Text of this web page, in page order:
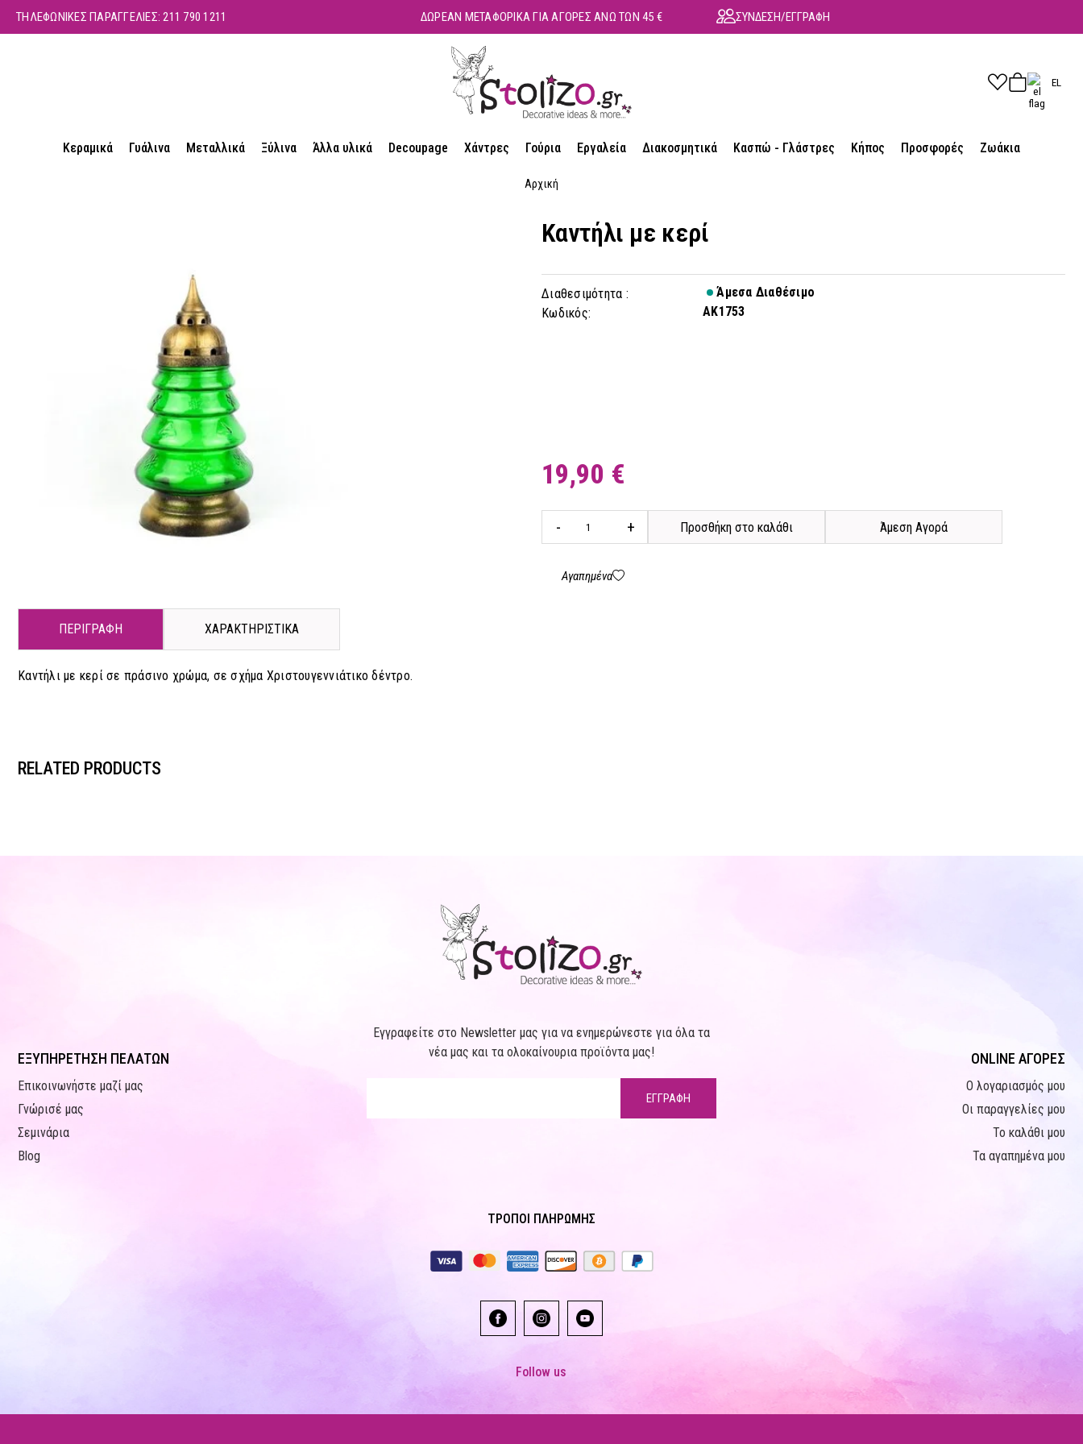
ΤΗΛΕΦΩΝΙΚΕΣ ΠΑΡΑΓΓΕΛΙΕΣ:211 790 1211 ΔΩΡΕΑΝ ΜΕΤΑΦΟΡΙΚΑ ΓΙΑ ΑΓΟΡΕΣ ΑΝΩ ΤΩΝ 45 € ΣΥΝΔΕΣΗ/ΕΓΓΡΑΦΗ
EL
Κεραμικά Γυάλινα Μεταλλικά Ξύλινα Άλλα υλικά Decoupage Χάντρες Γούρια Εργαλεία Διακοσμητικά Κασπώ - Γλάστρες Κήπος Προσφορές Ζωάκια
Αρχική
Καντήλι με κερί
Διαθεσιμότητα :
Άμεσα Διαθέσιμο
Κωδικός:
AK1753
19,90 €
- + Προσθήκη στο καλάθι Άμεση Αγορά
Αγαπημένα
ΠΕΡΙΓΡΑΦΗ ΧΑΡΑΚΤΗΡΙΣΤΙΚΑ
Καντήλι με κερί σε πράσινο χρώμα, σε σχήμα Χριστουγεννιάτικο δέντρο.
RELATED PRODUCTS
ΕΞΥΠΗΡΕΤΗΣΗ ΠΕΛΑΤΩΝ
Επικοινωνήστε μαζί μας
Γνώρισέ μας
Σεμινάρια
Blog
Εγγραφείτε στο Newsletter μας για να ενημερώνεστε για όλα τα
νέα μας και τα ολοκαίνουρια προϊόντα μας!
ΕΓΓΡΑΦΗ
ONLINE ΑΓΟΡΕΣ
Ο λογαριασμός μου
Οι παραγγελίες μου
Το καλάθι μου
Τα αγαπημένα μου
ΤΡΟΠΟΙ ΠΛΗΡΩΜΗΣ
Follow us